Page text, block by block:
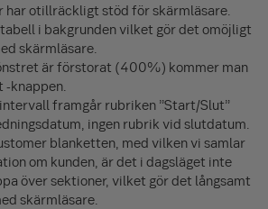
har otillräckligt stöd för skärmläsare.
i bakgrunden vilket gör det omöjligt
skärmläsare.
är förstorat (400%) kommer man
-knappen.
framgår rubriken ”Start/Slut”
ingen rubrik vid slutdatum.
blanketten, med vilken vi samlar
om kunden, är det i dagsläget inte
över sektioner, vilket gör det långsamt
skärmläsare.